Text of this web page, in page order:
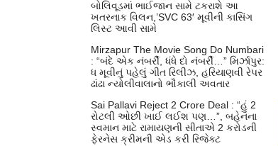
બોલિવૂડમાં ભાઈજાન સામે ટકરાશે આ
ખતરનાક વિલન,’SVC 63′ મૂવીની કાસિંગ
લિસ્ટ આવી સામે
Mirzapur The Movie Song Do Numbari
: “બંદે એક નંબર્રી, ધંધે દો નંબર્રી…” મિર્ઝાપુર:
ધ મૂવીનું પહેલું ગીત રિલીઝ, હરિયાણવી રેપર
ઢાંઢા ન્યોલીવાલાનો ભૌકાલી અવતાર
Sai Pallavi Reject 2 Crore Deal : “હું 2
રોટલી ઓછી ખાઈ લઈશ પણ…”, બહેનના
સ્વમાન માટે રામાયણની સીતાએ 2 કરોડની
ફેરનેસ ક્રીમની એડ કરી રિજેક્ટ